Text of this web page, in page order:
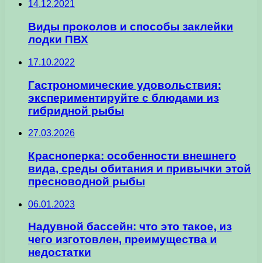
14.12.2021
Виды проколов и способы заклейки
лодки ПВХ
17.10.2022
Гастрономические удовольствия:
экспериментируйте с блюдами из
гибридной рыбы
27.03.2026
Красноперка: особенности внешнего
вида, среды обитания и привычки этой
пресноводной рыбы
06.01.2023
Надувной бассейн: что это такое, из
чего изготовлен, преимущества и
недостатки